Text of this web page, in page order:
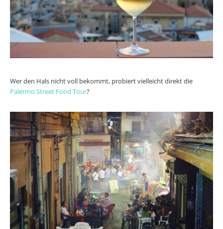
Wer den Hals nicht voll bekommt, probiert vielleicht direkt die
Palermo Street Food Tour?